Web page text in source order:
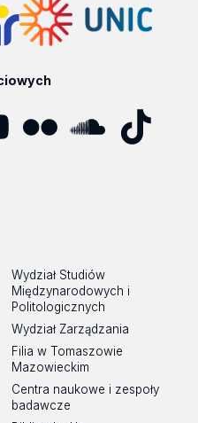
Wydział Studiów
Międzynarodowych i
Politologicznych
Wydział Zarządzania
Filia w Tomaszowie
Mazowieckim
Centra naukowe i zespoły
badawcze